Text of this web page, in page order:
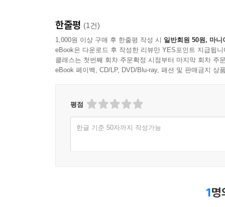
한줄평 (1건)
1,000원 이상 구매 후 한줄평 작성 시 일반회원 50원, 마니
eBook은 다운로드 후 작성한 리뷰만 YES포인트 지급됩니
클래스는 첫번째 회차 주문확정 시점부터 마지막 회차 주
eBook 페이백, CD/LP, DVD/Blu-ray, 패션 및 판매금지 상
평점
한글 기준 50자까지 작성가능
1명